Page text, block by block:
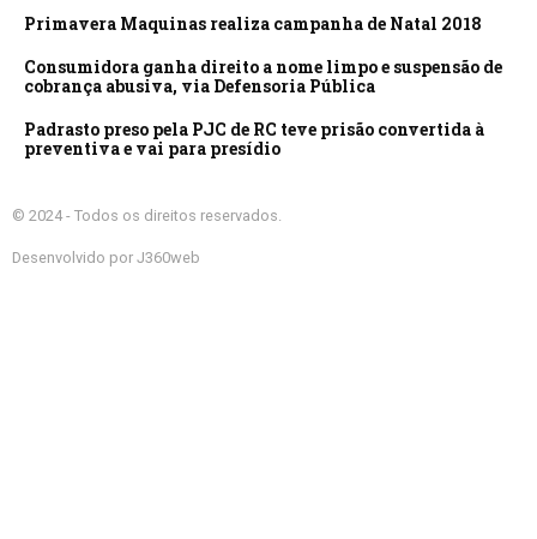
Primavera Maquinas realiza campanha de Natal 2018
Consumidora ganha direito a nome limpo e suspensão de
cobrança abusiva, via Defensoria Pública
Padrasto preso pela PJC de RC teve prisão convertida à
preventiva e vai para presídio
© 2024 - Todos os direitos reservados.
Desenvolvido por J360web